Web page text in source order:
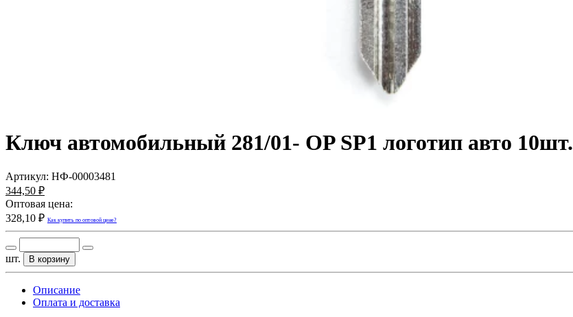
Ключ автомобильный 281/01- OP SP1 логотип авто 10шт.
Артикул: НФ-00003481
344,50 ₽
Оптовая цена:
328,10 ₽ Как купить по оптовой цене?
шт. В корзину
Описание
Оплата и доставка